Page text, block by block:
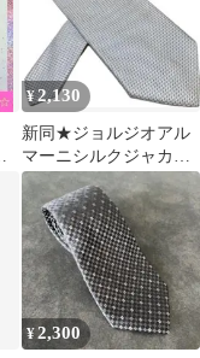
¥2,130
新同★ジョルジオアル
マーニシルクジャカー
ド織ソリッドネクタイ
★微光沢ライトブルー
¥2,300